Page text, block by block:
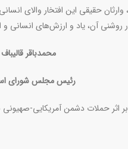
وارثان حقیقی این افتخار والای
آن، یاد و ارزش‌های انسانی و
محمدباقر قالیباف
رئیس مجلس شورای